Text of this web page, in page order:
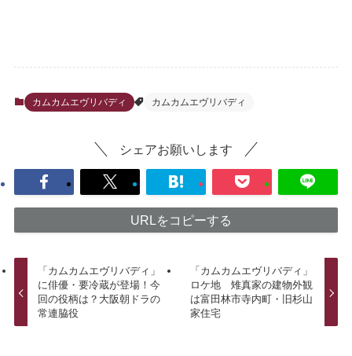
カムカムエヴリバディ カムカムエヴリバディ
シェアお願いします
URLをコピーする
「カムカムエヴリバディ」
に俳優・要冷蔵が登場！今
回の役柄は？大阪朝ドラの
常連脇役
「カムカムエヴリバディ」
ロケ地 雉真家の建物外観
は富田林市寺内町・旧杉山
家住宅